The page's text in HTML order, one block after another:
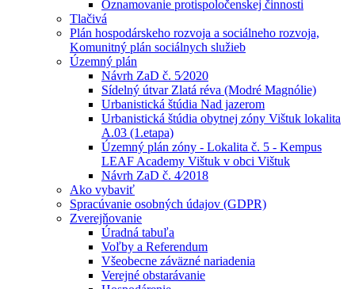
Oznamovanie protispoločenskej činnosti
Tlačivá
Plán hospodárskeho rozvoja a sociálneho rozvoja,
Komunitný plán sociálnych služieb
Územný plán
Návrh ZaD č. 5⁄2020
Sídelný útvar Zlatá réva (Modré Magnólie)
Urbanistická štúdia Nad jazerom
Urbanistická štúdia obytnej zóny Vištuk lokalita
A.03 (1.etapa)
Územný plán zóny - Lokalita č. 5 - Kempus
LEAF Academy Vištuk v obci Vištuk
Návrh ZaD č. 4⁄2018
Ako vybaviť
Spracúvanie osobných údajov (GDPR)
Zverejňovanie
Úradná tabuľa
Voľby a Referendum
Všeobecne záväzné nariadenia
Verejné obstarávanie